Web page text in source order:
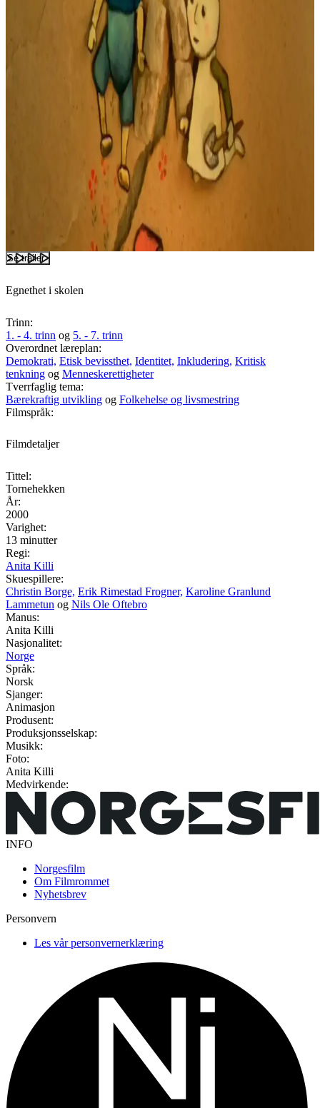
Se trailer
Egnethet i skolen
Trinn:
1. - 4. trinn og 5. - 7. trinn
Overordnet læreplan:
Demokrati, Etisk bevissthet, Identitet, Inkludering, Kritisk
tenkning og Menneskerettigheter
Tverrfaglig tema:
Bærekraftig utvikling og Folkehelse og livsmestring
Filmspråk:
Filmdetaljer
Tittel:
Tornehekken
År:
2000
Varighet:
13 minutter
Regi:
Anita Killi
Skuespillere:
Christin Borge, Erik Rimestad Frogner, Karoline Granlund
Lammetun og Nils Ole Oftebro
Manus:
Anita Killi
Nasjonalitet:
Norge
Språk:
Norsk
Sjanger:
Animasjon
Produsent:
Produksjonsselskap:
Musikk:
Foto:
Anita Killi
Medvirkende:
INFO
Norgesfilm
Om Filmrommet
Nyhetsbrev
Personvern
Les vår personvernerklæring